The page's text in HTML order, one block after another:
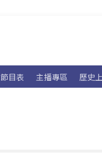
節目表 主播專區 歷史